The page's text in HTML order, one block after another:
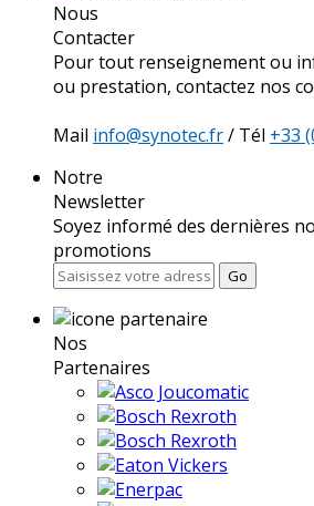
Nous
Contacter
Pour tout renseignement ou
ou prestation, contactez nos
Mail info@synotec.fr/ Tél +33
Notre
Newsletter
Soyez informé des dernières
promotions
Go
Nos
Partenaires